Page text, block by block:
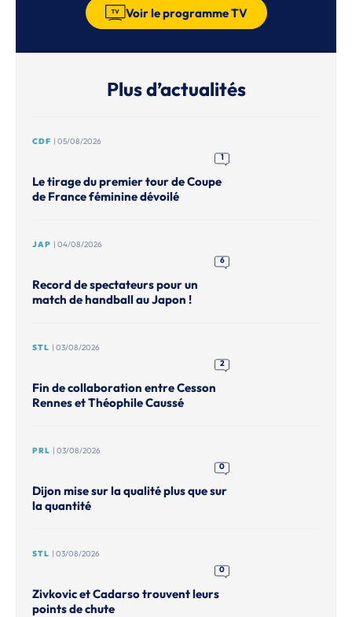
Voir le programme TV
Plus d’actualités
CDF | 05/08/2026
1
Le tirage du premier tour de Coupe
de France féminine dévoilé
JAP | 04/08/2026
6
Record de spectateurs pour un
match de handball au Japon !
STL | 03/08/2026
2
Fin de collaboration entre Cesson
Rennes et Théophile Caussé
PRL | 03/08/2026
0
Dijon mise sur la qualité plus que sur
la quantité
STL | 03/08/2026
0
Zivkovic et Cadarso trouvent leurs
points de chute